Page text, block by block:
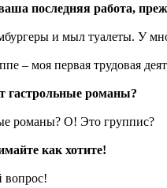
последняя работа,
и мыл туалеты. У
– моя первая трудовая
гастрольные романы?
романы? О! Это группис?
как хотите!
вопрос!